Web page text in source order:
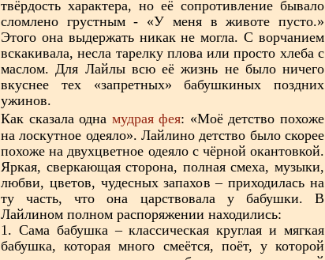
твёрдость характера, но её сопротивление бывало
сломлено грустным - «У меня в животе пусто.»
Этого она выдержать никак не могла. С ворчанием
вскакивала, несла тарелку плова или просто хлеба с
маслом. Для Лайлы всю её жизнь не было ничего
вкуснее тех «запретных» бабушкиных поздних
ужинов.
Как сказала одна мудрая фея: «Моё детство похоже
на лоскутное одеяло». Лайлино детство было скорее
похоже на двухцветное одеяло с чёрной окантовкой.
Яркая, сверкающая сторона, полная смеха, музыки,
любви, цветов, чудесных запахов – приходилась на
ту часть, что она царствовала у бабушки. В
Лайлином полном распоряжении находились:
1. Сама бабушка – классическая круглая и мягкая
бабушка, которая много смеётся, поёт, у которой